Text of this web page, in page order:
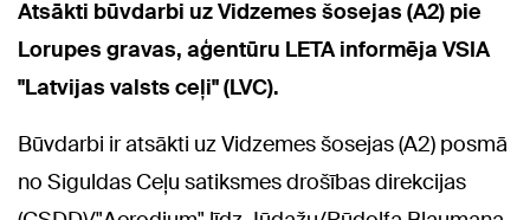
Atsākti būvdarbi uz Vidzemes šosejas (A2) pie
Lorupes gravas, aģentūru LETA informēja VSIA
"Latvijas valsts ceļi" (LVC).
Būvdarbi ir atsākti uz Vidzemes šosejas (A2) posmā
no Siguldas Ceļu satiksmes drošības direkcijas